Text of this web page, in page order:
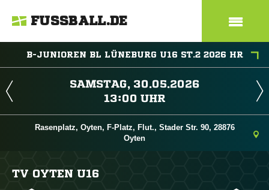
FUSSBALL.DE
B-JUNIOREN BL LÜNEBURG U16 ST.2 2026 HR
 
 
Rasenplatz, Oyten, F-Platz, Flut., Stader Str. 90, 28876
Oyten
TV OYTEN U16